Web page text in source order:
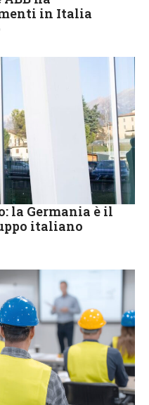
in Italia
la Germania è il
italiano